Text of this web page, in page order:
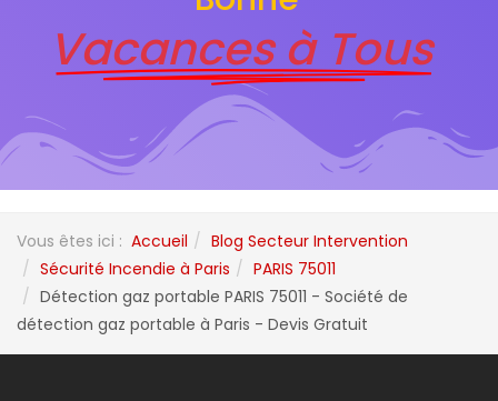
Vacances à Tous
Vous êtes ici : Accueil
Blog Secteur Intervention
Sécurité Incendie à Paris
PARIS 75011
Détection gaz portable PARIS 75011 - Société de
détection gaz portable à Paris - Devis Gratuit